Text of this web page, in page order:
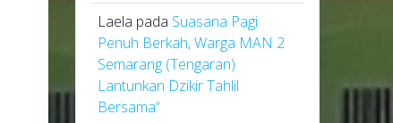
Laela pada Suasana Pagi
Penuh Berkah, Warga MAN 2
Semarang (Tengaran)
Lantunkan Dzikir Tahlil
Bersama”